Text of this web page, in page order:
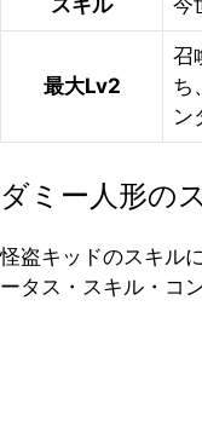
スキル 今
最大Lv2
召
ち
ン
ダミー人形の
怪盗キッドのスキル
ータス・スキル・コ